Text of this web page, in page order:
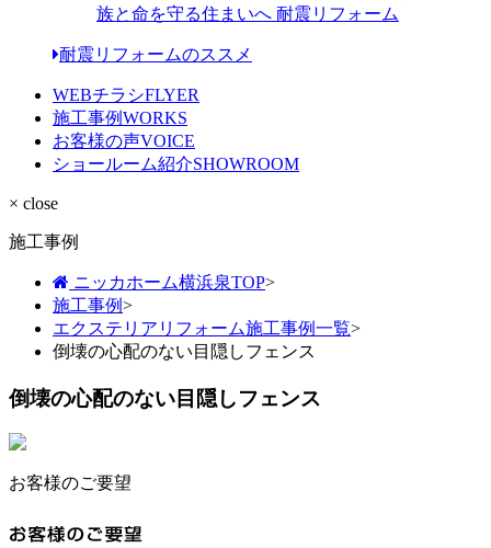
耐震リフォームのススメ
WEBチラシFLYER
施工事例WORKS
お客様の声VOICE
ショールーム紹介SHOWROOM
× close
施工事例
ニッカホーム横浜泉TOP>
施工事例>
エクステリアリフォーム施工事例一覧>
倒壊の心配のない目隠しフェンス
倒壊の心配のない目隠しフェンス
お客様のご要望